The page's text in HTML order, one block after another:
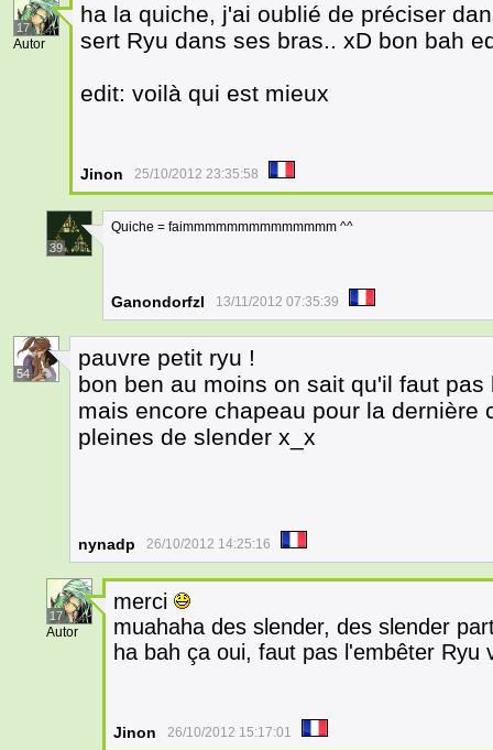
17
Autor
ha la quiche, j'ai oublié de préciser
sert Ryu dans ses bras.. xD bon bah
edit: voilà qui est mieux
Jinon 25/10/2012 23:35:58
39
Quiche = faimmmmmmmmmmmmmm ^^
Ganondorfzl 13/11/2012 07:35:39
54
pauvre petit ryu !
bon ben au moins on sait qu'il faut
mais encore chapeau pour la dernière
pleines de slender x_x
nynadp 26/10/2012 14:25:16
17
Autor
merci
muahaha des slender, des slender
ha bah ça oui, faut pas l'embêter
Jinon 26/10/2012 15:17:01